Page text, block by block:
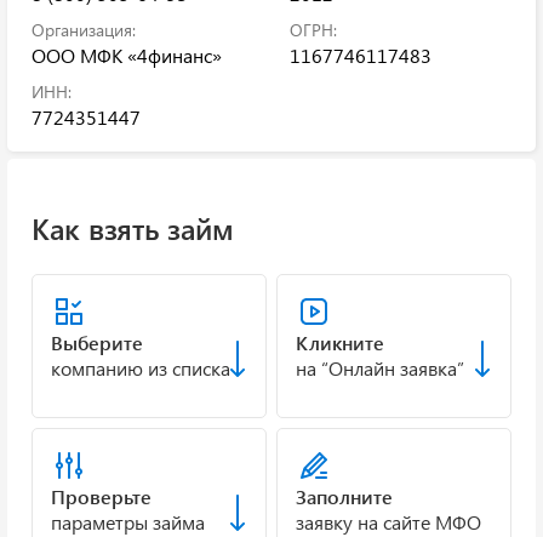
Организация:
ООО МФК «4финанс»
ОГРН:
1167746117483
ИНН:
7724351447
Как взять займ
Выберите
компанию из списка
Кликните
на “Онлайн заявка”
Проверьте
параметры займа
Заполните
заявку на сайте МФО